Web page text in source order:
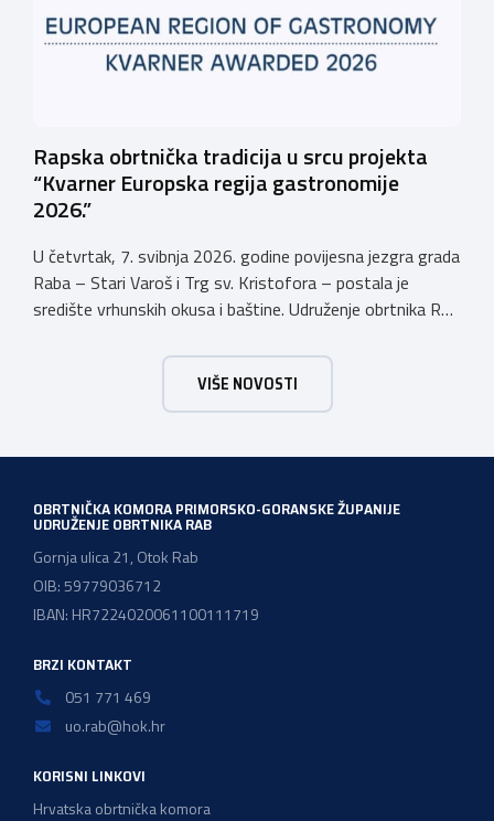
Rapska obrtnička tradicija u srcu projekta
“Kvarner Europska regija gastronomije
2026.”
U četvrtak, 7. svibnja 2026. godine povijesna jezgra grada
Raba – Stari Varoš i Trg sv. Kristofora – postala je
središte vrhunskih okusa i baštine. Udruženje obrtnika Rab
manifestacije kojom Kvarner i službeno započinje svoju
godinu kao Europska regija gastronomije. Pod sloganom
Kvarner za stolom – Povratak baštini, […]
VIŠE NOVOSTI
OBRTNIČKA KOMORA PRIMORSKO-GORANSKE ŽUPANIJE
UDRUŽENJE OBRTNIKA RAB
Gornja ulica 21, Otok Rab
OIB: 59779036712
IBAN: HR7224020061100111719
BRZI KONTAKT
051 771 469
uo.rab@hok.hr
KORISNI LINKOVI
Hrvatska obrtnička komora